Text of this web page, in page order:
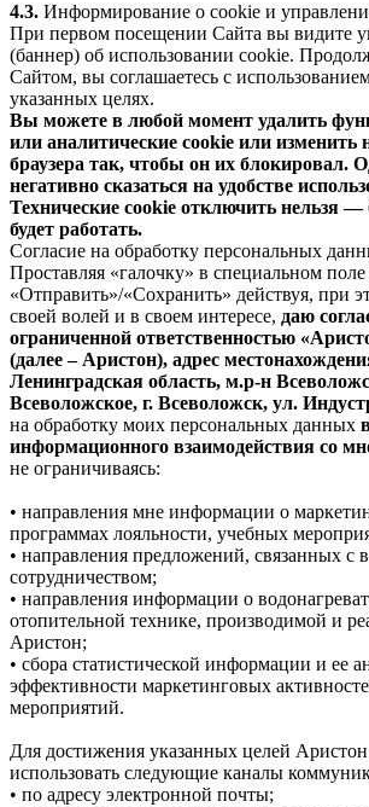
4.3. Информирование о cookie и
При первом посещении Сайта вы видите
(баннер) об использовании cookie.
Сайтом, вы соглашаетесь с
указанных целях.
Вы можете в любой момент удалить
или аналитические cookie или изменить
браузера так, чтобы он их блокировал.
негативно сказаться на удобстве
Технические cookie отключить нельзя —
будет работать.
Согласие на обработку персональных
Проставляя «галочку» в специальном
«Отправить»/«Сохранить» действуя, при
своей волей и в своем интересе, даю
ограниченной ответственностью
(далее – Аристон), адрес
Ленинградская область, м.р-н
Всеволожское, г. Всеволожск, ул.
на обработку моих персональных данных
информационного взаимодействия со
не ограничиваясь:
• направления мне информации о
программах лояльности, учебных
• направления предложений, связанных с
сотрудничеством;
• направления информации о
отопительной технике, производимой и
Аристон;
• сбора статистической информации и ее
эффективности маркетинговых
мероприятий.
Для достижения указанных целей
использовать следующие каналы
• по адресу электронной почты;